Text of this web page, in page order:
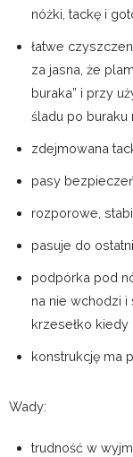
nóżki, tackę i
łatwe
za jasna, że
buraka” i przy
śladu po buraku
zdejmowana
pasy
rozporowe,
pasuje do
podpórka pod
na nie wchodzi i
krzesełko kiedy
konstrukcję ma
Wady:
trudność w